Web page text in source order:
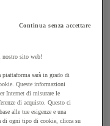
Continua senza accettare
nostro sito web!
sarà in grado di
Queste informazioni
Internet di misurare le
di acquisto. Questo ci
alle tue esigenze e una
di ogni tipo di cookie, clicca su